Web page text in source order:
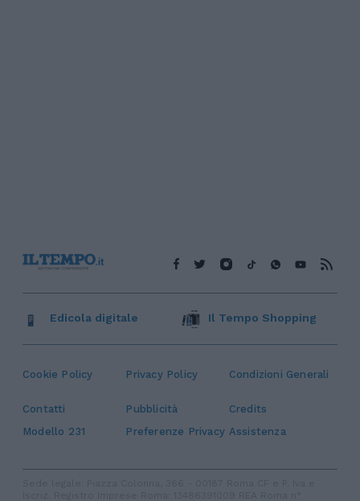
Cookie Policy Privacy Policy Condizioni Generali
Contatti Pubblicità
Credits
Modello 231
Preferenze Privacy Assistenza
Edicola digitale Il Tempo Shopping